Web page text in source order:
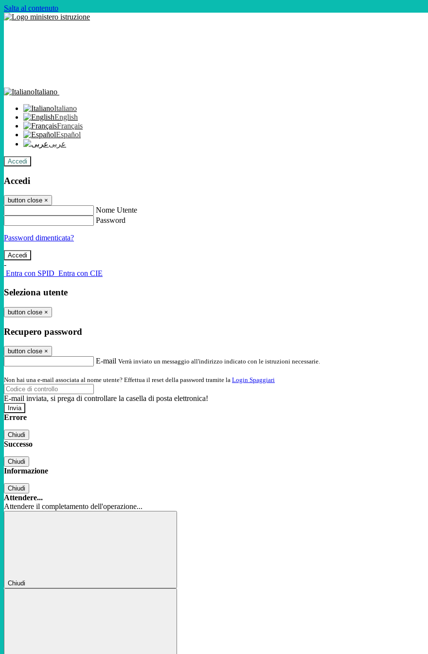
Salta al contenuto
Italiano
Italiano
English
Français
Español
عربى
Accedi
Accedi
button close ×
Nome Utente
Password
Password dimenticata?
-
Entra con SPID Entra con CIE
Seleziona utente
button close ×
Recupero password
button close ×
E-mail Verrà inviato un messaggio all'indirizzo indicato con le istruzioni necessarie.
Non hai una e-mail associata al nome utente? Effettua il reset della password tramite la Login Spaggiari
E-mail inviata, si prega di controllare la casella di posta elettronica!
Errore
Chiudi
Successo
Chiudi
Informazione
Chiudi
Attendere...
Attendere il completamento dell'operazione...
Chiudi